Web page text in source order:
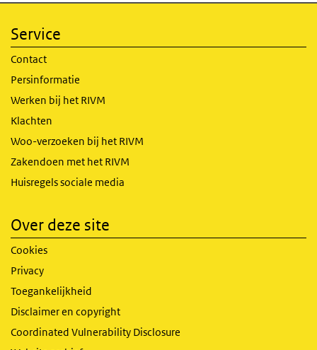
Service
Contact
Persinformatie
Werken bij het RIVM
Klachten
Woo-verzoeken bij het RIVM
Zakendoen met het RIVM
Huisregels sociale media
Over deze site
Cookies
Privacy
Toegankelijkheid
Disclaimer en copyright
Coordinated Vulnerability Disclosure